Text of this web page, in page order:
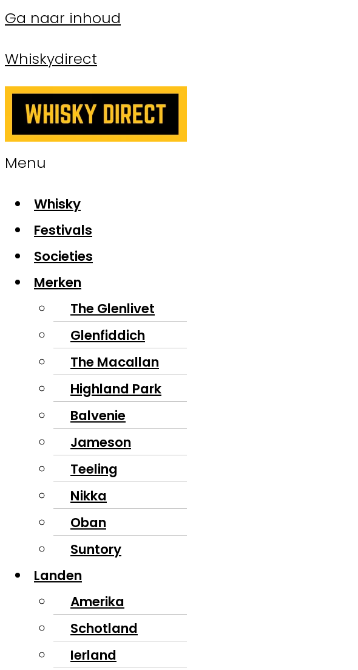
Ga naar inhoud
Whiskydirect
Menu
Whisky
Festivals
Societies
Merken
The Glenlivet
Glenfiddich
The Macallan
Highland Park
Balvenie
Jameson
Teeling
Nikka
Oban
Suntory
Landen
Amerika
Schotland
Ierland